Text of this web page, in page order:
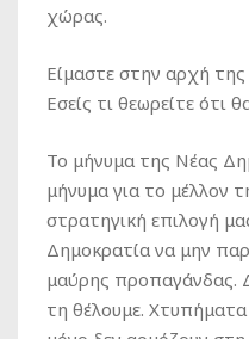
χώρας.
Είμαστε στην αρχή
Εσείς τι θεωρείτε ότι
Το μήνυμα της Νέας
μήνυμα για το μέλλον
στρατηγική επιλογή
Δημοκρατία να μην
μαύρης προπαγάνδας.
τη θέλουμε.